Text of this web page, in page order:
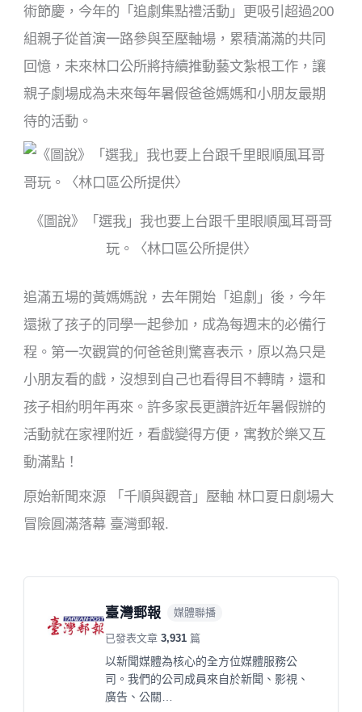
術節慶，今年的「追劇集點禮活動」更吸引超過200
組親子從首演一路參與至壓軸場，累積滿滿的共同
回憶，未來林口公所將持續推動藝文紮根工作，讓
親子劇場成為未來每年暑假爸爸媽媽和小朋友最期
待的活動。
《圖說》「選我」我也要上台跟千里眼順風耳哥哥
玩。〈林口區公所提供〉
追滿五場的黃媽媽說，去年開始「追劇」後，今年
還揪了孩子的同學一起參加，成為每週末的必備行
程。第一次觀賞的何爸爸則驚喜表示，原以為只是
小朋友看的戲，沒想到自己也看得目不轉睛，還和
孩子相約明年再來。許多家長更讚許近年暑假辦的
活動就在家裡附近，看戲變得方便，寓教於樂又互
動滿點！
原始新聞來源 「千順與觀音」壓軸 林口夏日劇場大
冒險圓滿落幕 臺灣郵報.
臺灣郵報 媒體聯播
已發表文章3,931 篇
以新聞媒體為核心的全方位媒體服務公
司。我們的公司成員來自於新聞、影視、
廣告、公關…